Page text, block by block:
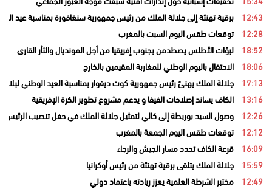
12:43 برقية تهنئة إلى جلالة الملك من رئيس جمهورية سنغافورة بمناسبة عيد
12:28 توقعات طقس اليوم السبت بالمغرب
18:52 لبؤات الأطلس يصطدمن بجنوب إفريقيا من أجل المونديال والثأر القاري
18:06 الاحتفال باليوم الوطني للمغاربة المقيمين بالخارج
17:13 جلالة الملك يهنئ رئيس جمهورية كوت ديفوار بمناسبة العيد الوطني لبلاده
13:16 الكاف يساند إصلاحات الفيفا و يدعم مشروع تطوير الكرة الإفريقية
12:26 وصول السيد بوريطة إلى كالي لتمثيل جلالة الملك في حفل تنصيب الرئيس
12:12 توقعات طقس اليوم الجمعة بالمغرب
16:09 قرعة الكاف تحدد مسار الجيش والرجاء
15:59 جلالة الملك يتلقى برقية تهنئة من رئيس أوكرانيا
12:49 مختبر الشرطة العلمية يعزز ريادته باعتماد دولي